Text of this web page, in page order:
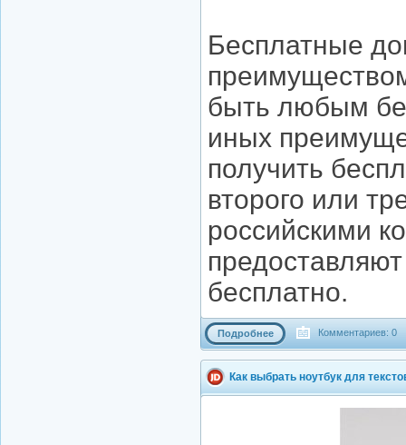
Бесплатные
быть любым
иных
получить
второго или
российскими
бесплатно.
Подробнее Комментариев: 0
Как выбрать ноутбук для